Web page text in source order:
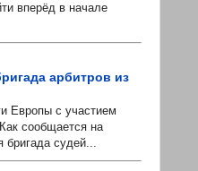
вперёд в начале
арбитров из
Европы с участием
сообщается на
судей...